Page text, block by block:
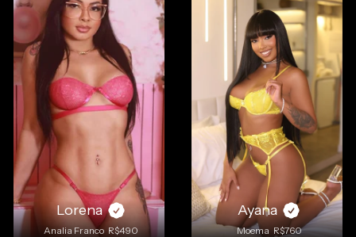
Lorena
Analia Franco R$490
Ayana
Moema R$760